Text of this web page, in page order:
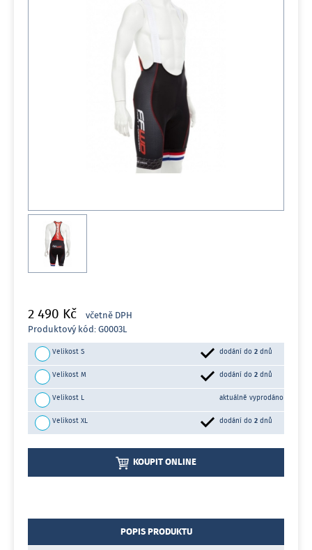
2 490 Kč
včetně DPH
Produktový kód: G0003L
Velikost S dodání do 2 dnů
Velikost M dodání do 2 dnů
Velikost L aktuálně vyprodáno
Velikost XL dodání do 2 dnů
KOUPIT ONLINE
POPIS PRODUKTU